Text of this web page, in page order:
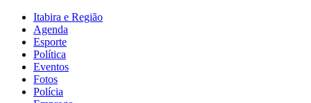
Itabira e Região
Agenda
Esporte
Política
Eventos
Fotos
Polícia